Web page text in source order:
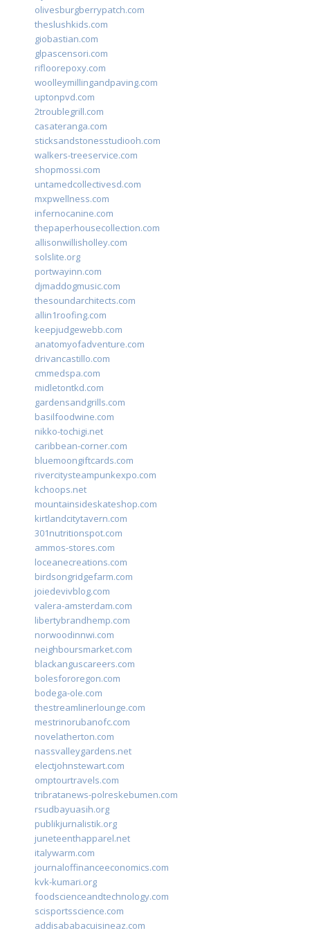
olivesburgberrypatch.com
theslushkids.com
giobastian.com
glpascensori.com
rifloorepoxy.com
woolleymillingandpaving.com
uptonpvd.com
2troublegrill.com
casateranga.com
sticksandstonesstudiooh.com
walkers-treeservice.com
shopmossi.com
untamedcollectivesd.com
mxpwellness.com
infernocanine.com
thepaperhousecollection.com
allisonwillisholley.com
solslite.org
portwayinn.com
djmaddogmusic.com
thesoundarchitects.com
allin1roofing.com
keepjudgewebb.com
anatomyofadventure.com
drivancastillo.com
cmmedspa.com
midletontkd.com
gardensandgrills.com
basilfoodwine.com
nikko-tochigi.net
caribbean-corner.com
bluemoongiftcards.com
rivercitysteampunkexpo.com
kchoops.net
mountainsideskateshop.com
kirtlandcitytavern.com
301nutritionspot.com
ammos-stores.com
loceanecreations.com
birdsongridgefarm.com
joiedevivblog.com
valera-amsterdam.com
libertybrandhemp.com
norwoodinnwi.com
neighboursmarket.com
blackanguscareers.com
bolesfororegon.com
bodega-ole.com
thestreamlinerlounge.com
mestrinorubanofc.com
novelatherton.com
nassvalleygardens.net
electjohnstewart.com
omptourtravels.com
tribratanews-polreskebumen.com
rsudbayuasih.org
publikjurnalistik.org
juneteenthapparel.net
italywarm.com
journaloffinanceeconomics.com
kvk-kumari.org
foodscienceandtechnology.com
scisportsscience.com
addisababacuisineaz.com